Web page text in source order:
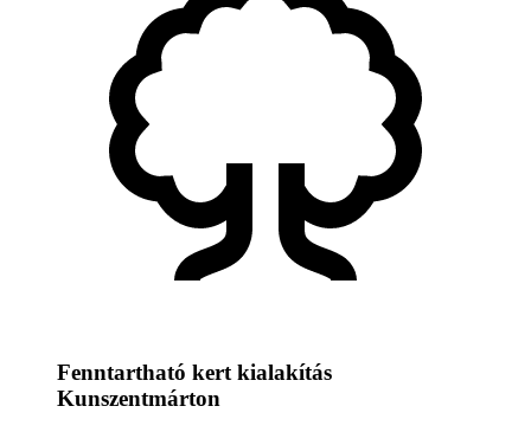
Fenntartható kert kialakítás
Kunszentmárton